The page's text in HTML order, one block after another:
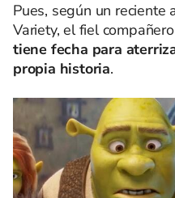
Pues, según un reciente
Variety, el fiel
tiene fecha para
propia historia.